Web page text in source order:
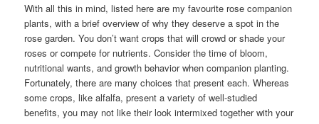
With all this in mind, listed here are my favourite rose companion
plants, with a brief overview of why they deserve a spot in the
rose garden. You don’t want crops that will crowd or shade your
roses or compete for nutrients. Consider the time of bloom,
nutritional wants, and growth behavior when companion planting.
Fortunately, there are many choices that present each. Whereas
some crops, like alfalfa, present a variety of well-studied
benefits, you may not like their look intermixed together with your